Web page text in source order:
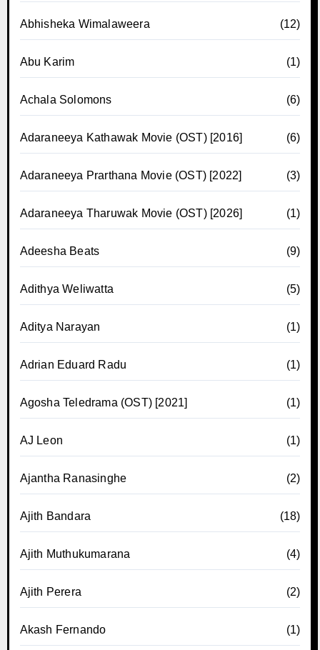
Abhisheka Wimalaweera (12)
Abu Karim (1)
Achala Solomons (6)
Adaraneeya Kathawak Movie (OST) [2016] (6)
Adaraneeya Prarthana Movie (OST) [2022] (3)
Adaraneeya Tharuwak Movie (OST) [2026] (1)
Adeesha Beats (9)
Adithya Weliwatta (5)
Aditya Narayan (1)
Adrian Eduard Radu (1)
Agosha Teledrama (OST) [2021] (1)
AJ Leon (1)
Ajantha Ranasinghe (2)
Ajith Bandara (18)
Ajith Muthukumarana (4)
Ajith Perera (2)
Akash Fernando (1)